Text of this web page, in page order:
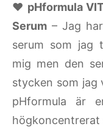
♥ pHformula
Serum – Jag
serum som jag
mig men den
stycken som jag
pHformula är